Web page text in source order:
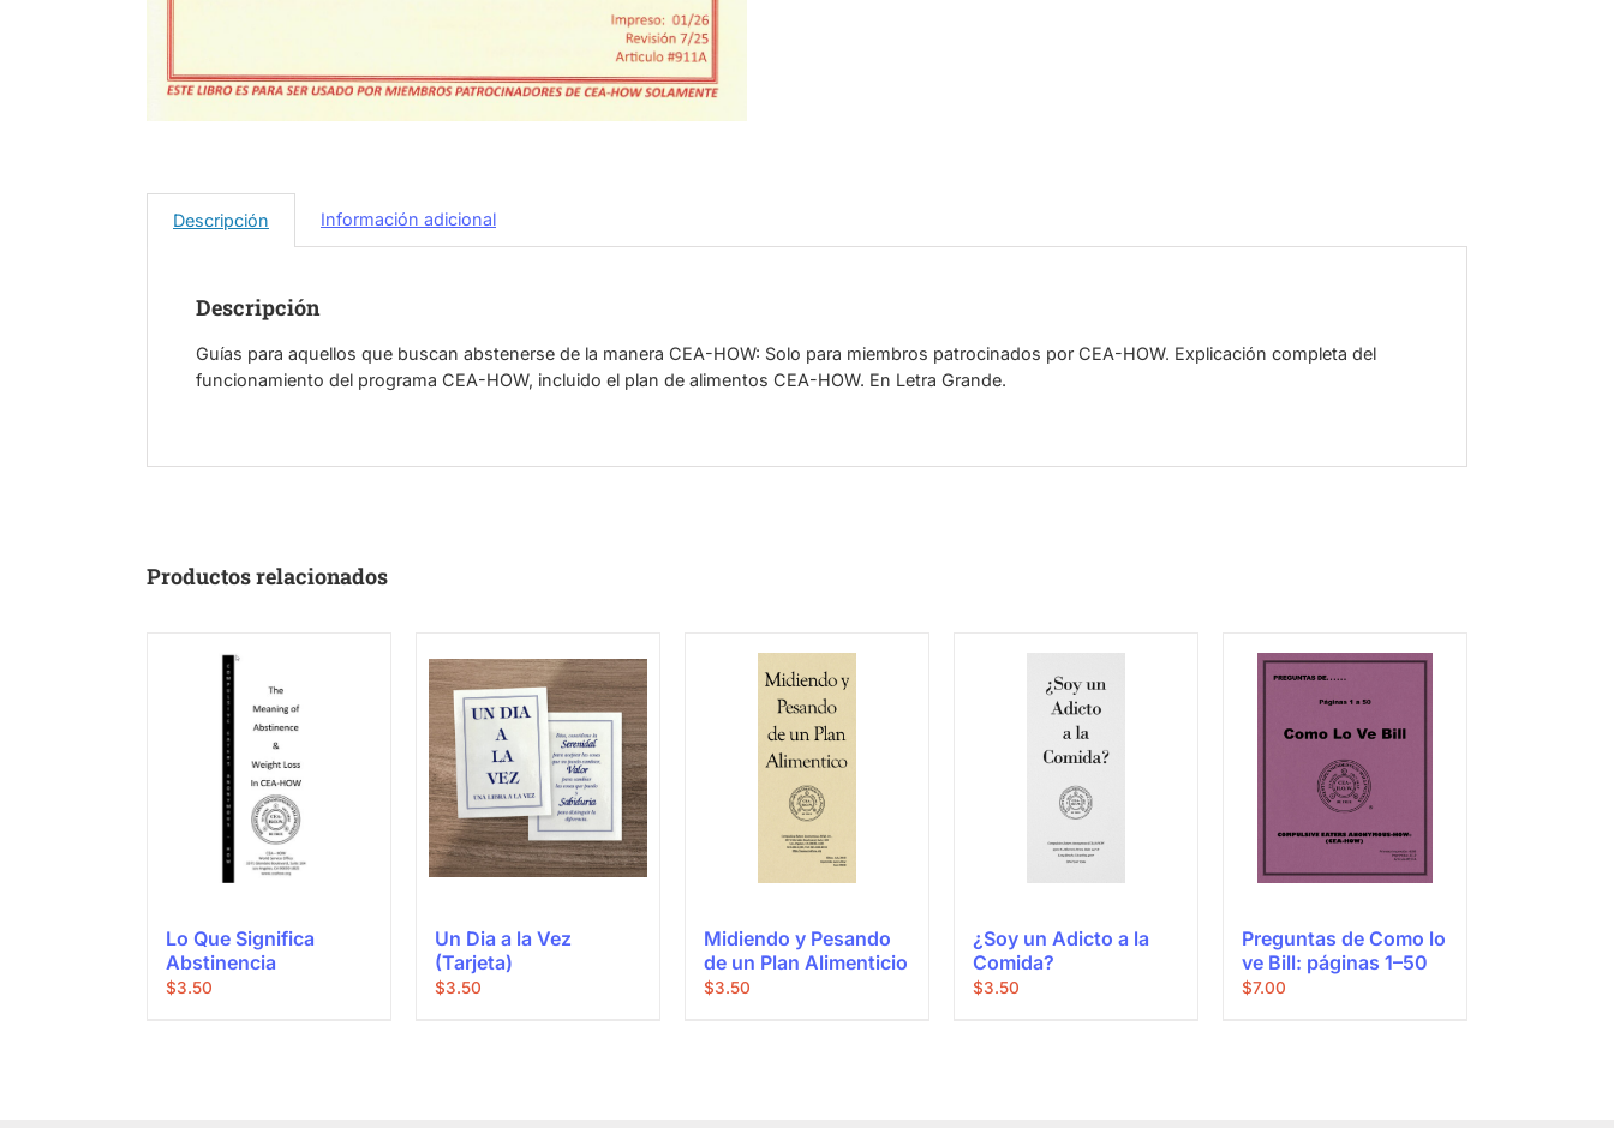
Descripción Información adicional
Descripción
Guías para aquellos que buscan abstenerse de la manera CEA-HOW: Solo para miembros patrocinados por CEA-HOW. Explicación completa del
funcionamiento del programa CEA-HOW, incluido el plan de alimentos CEA-HOW. En Letra Grande.
Productos relacionados
Lo Que Significa
Abstinencia
$3.50
Un Dia a la Vez
(Tarjeta)
$3.50
Midiendo y Pesando
de un Plan Alimenticio
$3.50
¿Soy un Adicto a la
Comida?
$3.50
Preguntas de Como lo
ve Bill: páginas 1–50
$7.00